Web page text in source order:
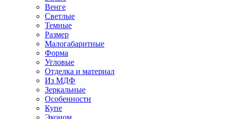
Венге
Светлые
Темные
Размер
Малогабаритные
Форма
Угловые
Отделка и материал
Из МДФ
Зеркальные
Особенности
Купе
Эконом